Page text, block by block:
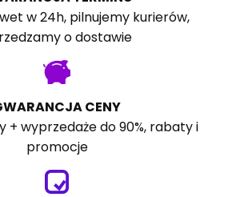
w 24h, pilnujemy kurierów,
o dostawie
CENY
+ wyprzedaże do 90%, rabaty i
promocje